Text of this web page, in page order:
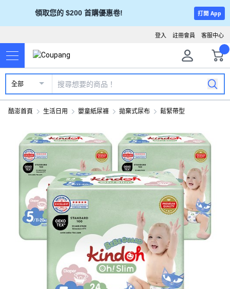
領取您的 $200 首購優惠卷! 打開 App
客服中心
註冊會員
登入
全部
酷澎首頁 生活日用 嬰童紙尿褲 拋棄式尿布 鬆緊帶型